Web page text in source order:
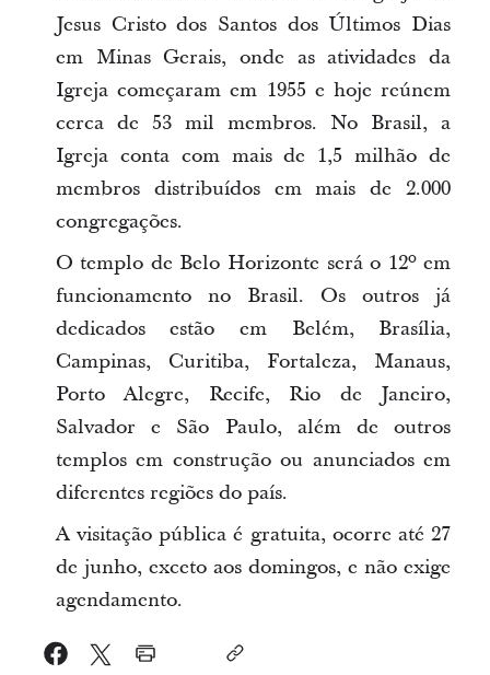
Jesus Cristo dos Santos dos Últimos Dias
em Minas Gerais, onde as atividades da
Igreja começaram em 1955 e hoje reúnem
cerca de 53 mil membros. No Brasil, a
Igreja conta com mais de 1,5 milhão de
membros distribuídos em mais de 2.000
congregações.
O templo de Belo Horizonte será o 12º em
funcionamento no Brasil. Os outros já
dedicados estão em Belém, Brasília,
Campinas, Curitiba, Fortaleza, Manaus,
Porto Alegre, Recife, Rio de Janeiro,
Salvador e São Paulo, além de outros
templos em construção ou anunciados em
diferentes regiões do país.
A visitação pública é gratuita, ocorre até 27
de junho, exceto aos domingos, e não exige
agendamento.